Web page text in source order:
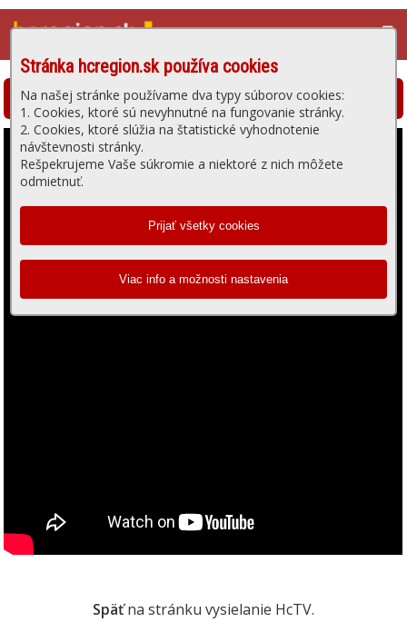
☰
Stránka hcregion.sk používa cookies
Na našej stránke používame dva typy súborov cookies:
1. Cookies, ktoré sú nevyhnutné na fungovanie stránky.
2. Cookies, ktoré slúžia na štatistické vyhodnotenie
návštevnosti stránky.
Rešpekrujeme Vaše súkromie a niektoré z nich môžete
odmietnuť.
Hlohovská televízia - prehrávanie videa
Späťna stránku vysielanie HcTV.